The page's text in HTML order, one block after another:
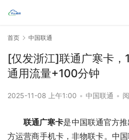
首页 中国联通
[仅发浙江]联通广寒卡，
通用流量+100分钟
2025-11-08 上午1:00 • 中国联通 •
联通广寒卡是中国联通官方
方运营商手机卡，非物联卡。中